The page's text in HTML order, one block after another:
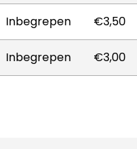
Inbegrepen €3,50
Inbegrepen €3,00